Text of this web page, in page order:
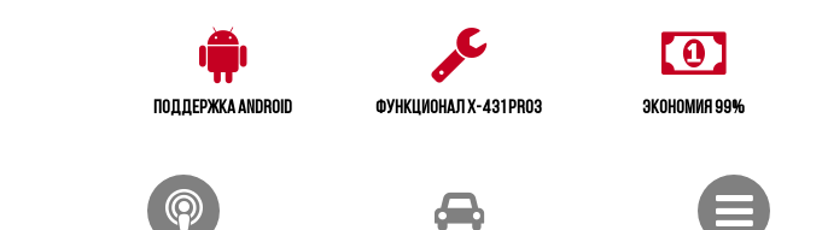
Поддержка Android Функционал X-431 PRO3 Экономия 99%